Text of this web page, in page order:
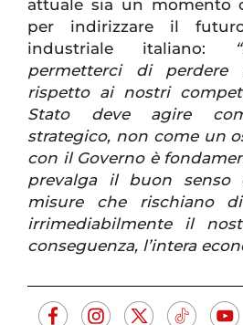
attuale sia un momento
per indirizzare il
industriale italiano:
permetterci di perdere
rispetto ai nostri
Stato deve agire
strategico, non come un
con il Governo è
prevalga il buon
misure che rischiano
irrimediabilmente il
conseguenza, l’intera